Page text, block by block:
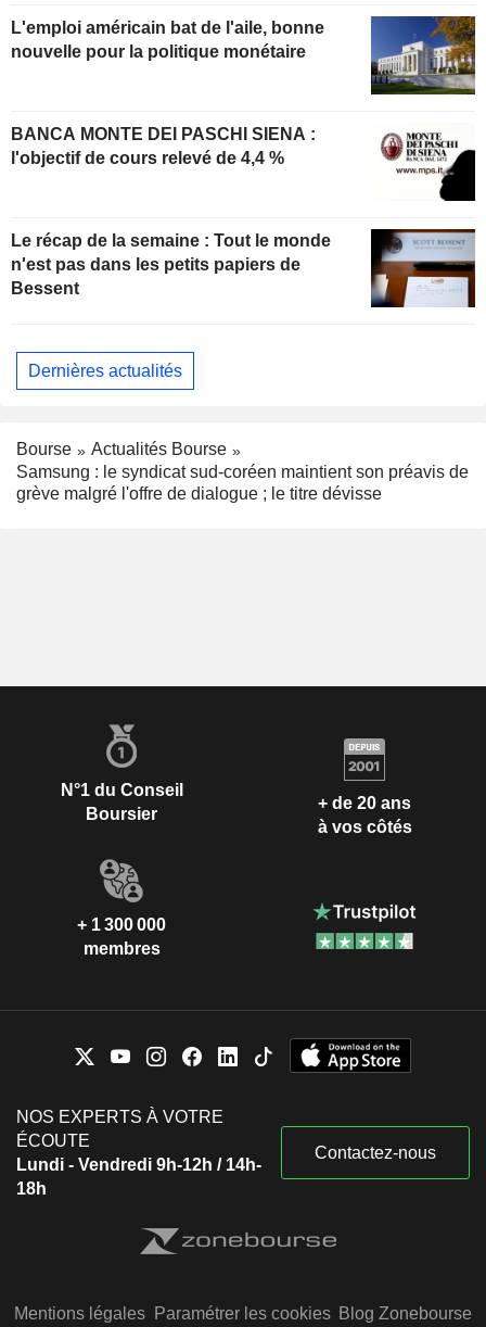
L'emploi américain bat de l'aile, bonne
nouvelle pour la politique monétaire
BANCA MONTE DEI PASCHI SIENA :
l'objectif de cours relevé de 4,4 %
Le récap de la semaine : Tout le monde
n'est pas dans les petits papiers de
Bessent
Dernières actualités
Bourse
Actualités Bourse
Samsung : le syndicat sud-coréen maintient son préavis de
grève malgré l'offre de dialogue ; le titre dévisse
N°1 du Conseil
Boursier
+ de 20 ans
à vos côtés
+ 1 300 000
membres
NOS EXPERTS À VOTRE
ÉCOUTE
Lundi - Vendredi 9h-12h / 14h-
18h
Contactez-nous
Mentions légales Paramétrer les cookies Blog Zonebourse